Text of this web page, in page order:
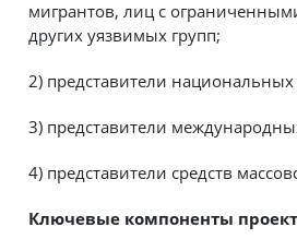
мигрантов, лиц с
других уязвимых групп;
2) представители национальных
3) представители
4) представители средств
Ключевые компоненты